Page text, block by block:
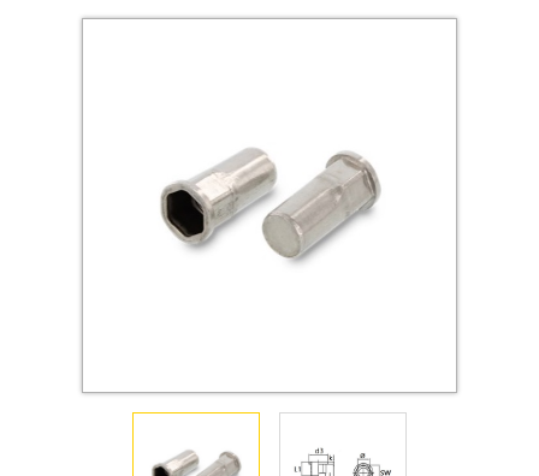
Крюки, кольца с шурупной резьбой
Саморезы и шурупы